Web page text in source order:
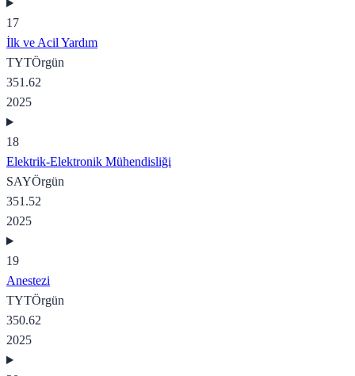
17
İlk ve Acil Yardım
TYTÖrgün
351.62
2025
18
Elektrik-Elektronik Mühendisliği
SAYÖrgün
351.52
2025
19
Anestezi
TYTÖrgün
350.62
2025